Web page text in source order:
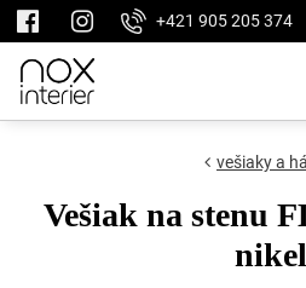
+421 905 205 374
vešiaky a
Vešiak na stenu
nikel